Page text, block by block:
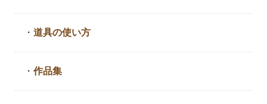
・道具の使い方
・作品集